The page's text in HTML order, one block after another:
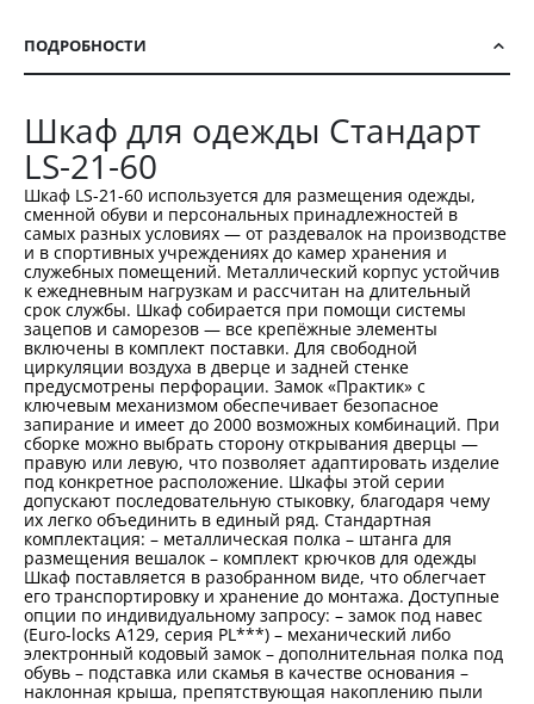
ПОДРОБНОСТИ
Шкаф для одежды Стандарт
LS-21-60
Шкаф LS-21-60 используется для размещения одежды,
сменной обуви и персональных принадлежностей в
самых разных условиях — от раздевалок на производстве
и в спортивных учреждениях до камер хранения и
служебных помещений. Металлический корпус устойчив
к ежедневным нагрузкам и рассчитан на длительный
срок службы. Шкаф собирается при помощи системы
зацепов и саморезов — все крепёжные элементы
включены в комплект поставки. Для свободной
циркуляции воздуха в дверце и задней стенке
предусмотрены перфорации. Замок «Практик» с
ключевым механизмом обеспечивает безопасное
запирание и имеет до 2000 возможных комбинаций. При
сборке можно выбрать сторону открывания дверцы —
правую или левую, что позволяет адаптировать изделие
под конкретное расположение. Шкафы этой серии
допускают последовательную стыковку, благодаря чему
их легко объединить в единый ряд. Стандартная
комплектация: – металлическая полка – штанга для
размещения вешалок – комплект крючков для одежды
Шкаф поставляется в разобранном виде, что облегчает
его транспортировку и хранение до монтажа. Доступные
опции по индивидуальному запросу: – замок под навес
(Euro-locks A129, серия PL***) – механический либо
электронный кодовый замок – дополнительная полка под
обувь – подставка или скамья в качестве основания –
наклонная крыша, препятствующая накоплению пыли